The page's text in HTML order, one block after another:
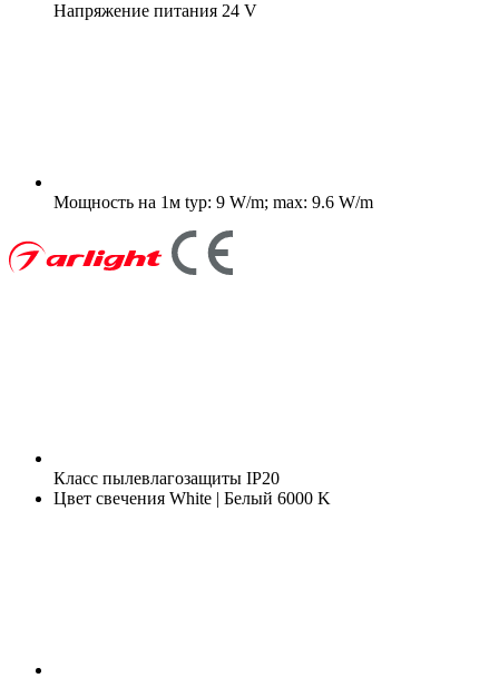
Напряжение питания 24 V
Мощность на 1м typ: 9 W/m; max: 9.6 W/m
Класс пылевлагозащиты IP20
Цвет свечения White | Белый 6000 K